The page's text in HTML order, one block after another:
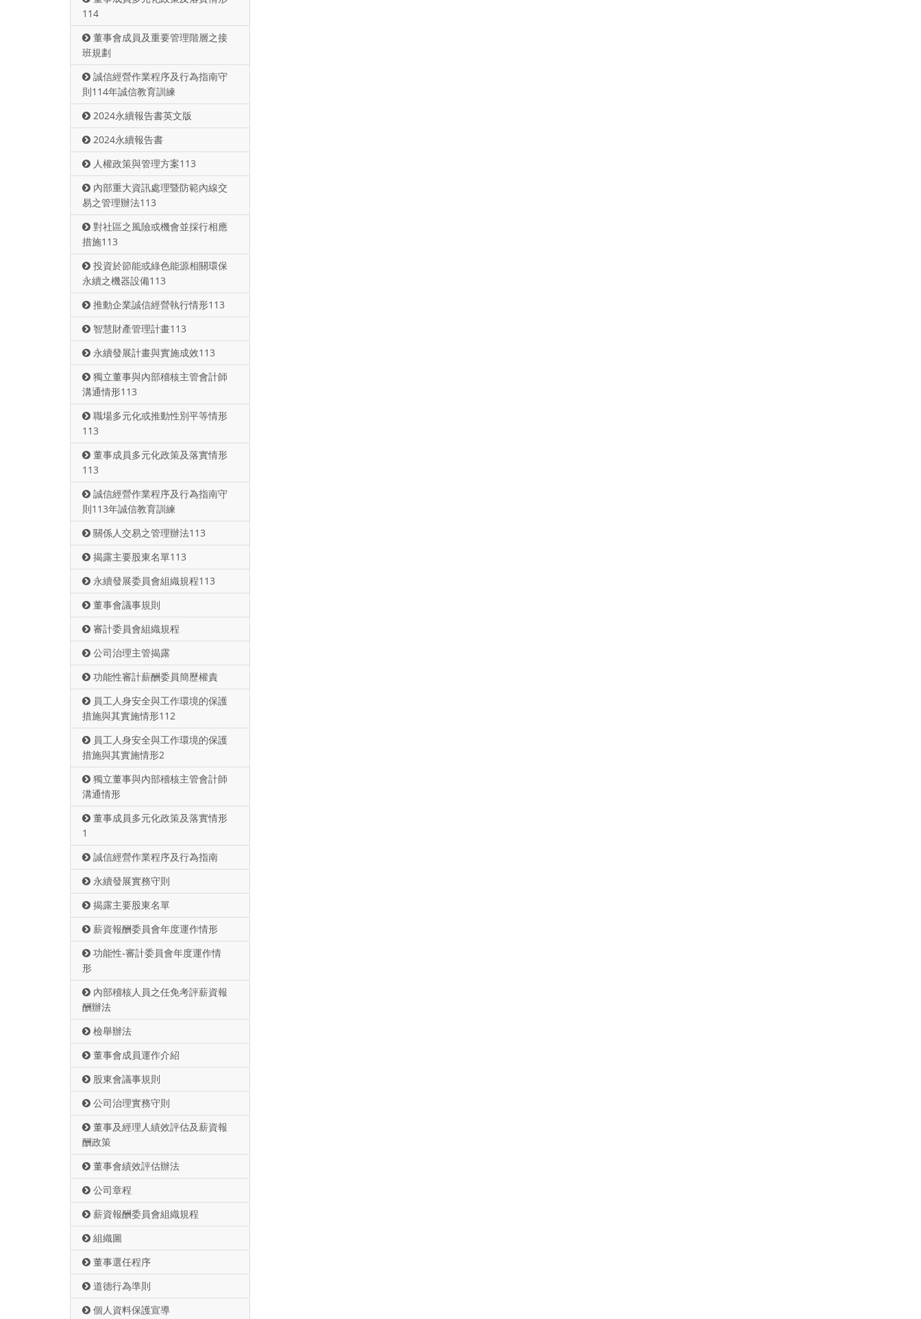
114
董事會成員及重要管理階層之接
班規劃
誠信經營作業程序及行為指南守
則114年誠信教育訓練
2024永續報告書英文版
2024永續報告書
人權政策與管理方案113
內部重大資訊處理暨防範內線交
易之管理辦法113
對社區之風險或機會並採行相應
措施113
投資於節能或綠色能源相關環保
永續之機器設備113
推動企業誠信經營執行情形113
智慧財產管理計畫113
永續發展計畫與實施成效113
獨立董事與內部稽核主管會計師
溝通情形113
職場多元化或推動性別平等情形
113
董事成員多元化政策及落實情形
113
誠信經營作業程序及行為指南守
則113年誠信教育訓練
關係人交易之管理辦法113
揭露主要股東名單113
永續發展委員會組織規程113
董事會議事規則
審計委員會組織規程
公司治理主管揭露
功能性審計薪酬委員簡歷權責
員工人身安全與工作環境的保護
措施與其實施情形112
員工人身安全與工作環境的保護
措施與其實施情形2
獨立董事與內部稽核主管會計師
溝通情形
董事成員多元化政策及落實情形
1
誠信經營作業程序及行為指南
永續發展實務守則
揭露主要股東名單
薪資報酬委員會年度運作情形
功能性-審計委員會年度運作情
形
內部稽核人員之任免考評薪資報
酬辦法
檢舉辦法
董事會成員運作介紹
股東會議事規則
公司治理實務守則
董事及經理人績效評估及薪資報
酬政策
董事會績效評估辦法
公司章程
薪資報酬委員會組織規程
組織圖
董事選任程序
道德行為準則
個人資料保護宣導